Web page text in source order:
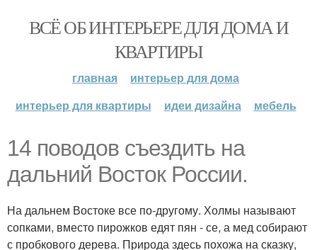
ВСЁ ОБ ИНТЕРЬЕРЕ ДЛЯ ДОМА И
КВАРТИРЫ
главная
интерьер для дома
интерьер для квартиры
идеи дизайна мебель
14 поводов съездить на
дальний Восток России.
На дальнем Востоке все по-другому. Холмы называют
сопками, вместо пирожков едят пян - се, а мед собирают
с пробкового дерева. Природа здесь похожа на сказку,